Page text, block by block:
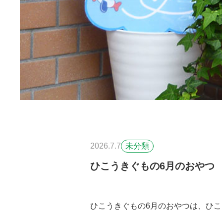
2026.7.7 未分類
ひこうきぐもの6月のおやつ
ひこうきぐもの6月のおやつは、ひ